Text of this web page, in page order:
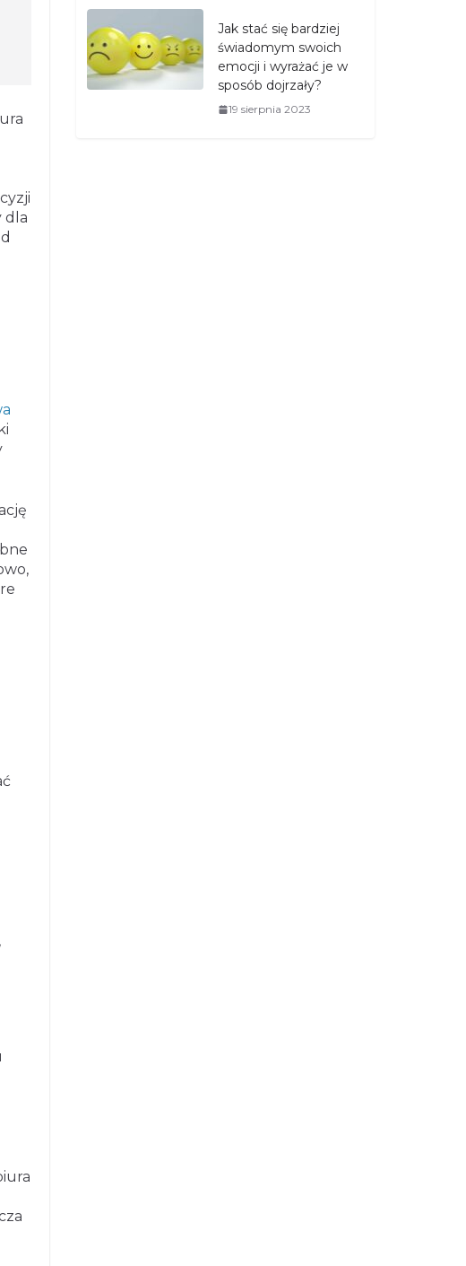
dla
Jak stać się bardziej
świadomym swoich
emocji i wyrażać je w
sposób dojrzały?
19 sierpnia 2023